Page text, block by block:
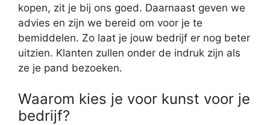
kopen, zit je bij ons goed. Daarnaast geven we
advies en zijn we bereid om voor je te
bemiddelen. Zo laat je jouw bedrijf er nog beter
uitzien. Klanten zullen onder de indruk zijn als
ze je pand bezoeken.
Waarom kies je voor kunst voor je
bedrijf?